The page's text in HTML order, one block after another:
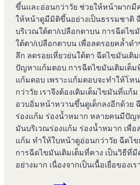
ขึ้นและอ่อนกว่าวัย ช่วยให้หน้าผาก
ให้หน้าดูมีมิติขึ้นอย่างเป็นธรรมชาติ
บริเวณใต้ตา/เปลือกตาบน การฉีดไข
ใต้ตา/เปลือกตาบน เพื่อลดรอยคล้ำดำ
ลึก ลดรอยเหี่ยวย่นใต้ตา ฉีดไขมันเติ
ปัญหาแก้มตอบ การฉีดไขมันเติมเต็
แก้มตอบ เพราะแก้มตอบจะทำให้โห
กว่าวัย เราจึงต้องเติมเต็มไขมันที่แก้
อวบอิ่มหน้าหวานขึ้นดูเด็กลงอีกด้วย
ร่องแก้ม ร่องน้ำหมาก หลายคนมีปัญ
มันบริเวณร่องแก้ม ร่องน้ำหมาก เพื่อ
แก้ม ทำให้ใบหน้าดูอ่อนกว่าวัย ฉีดไข
การฉีดไขมันเติมเต็มที่คาง เป็นวิธีที่
อย่างมาก เนื่องจากเป็นเนื้อเยื่อของเร